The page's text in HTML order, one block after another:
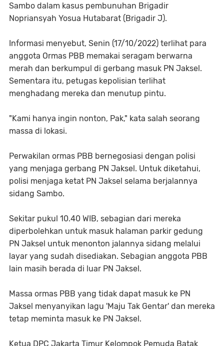
Sambo dalam kasus pembunuhan Brigadir
Nopriansyah Yosua Hutabarat (Brigadir J).
Informasi menyebut, Senin (17/10/2022) terlihat para
anggota Ormas PBB memakai seragam berwarna
merah dan berkumpul di gerbang masuk PN Jaksel.
Sementara itu, petugas kepolisian terlihat
menghadang mereka dan menutup pintu.
"Kami hanya ingin nonton, Pak," kata salah seorang
massa di lokasi.
Perwakilan ormas PBB bernegosiasi dengan polisi
yang menjaga gerbang PN Jaksel. Untuk diketahui,
polisi menjaga ketat PN Jaksel selama berjalannya
sidang Sambo.
Sekitar pukul 10.40 WIB, sebagian dari mereka
diperbolehkan untuk masuk halaman parkir gedung
PN Jaksel untuk menonton jalannya sidang melalui
layar yang sudah disediakan. Sebagian anggota PBB
lain masih berada di luar PN Jaksel.
Massa ormas PBB yang tidak dapat masuk ke PN
Jaksel menyanyikan lagu 'Maju Tak Gentar' dan mereka
tetap meminta masuk ke PN Jaksel.
Ketua DPC Jakarta Timur Kelompok Pemuda Batak